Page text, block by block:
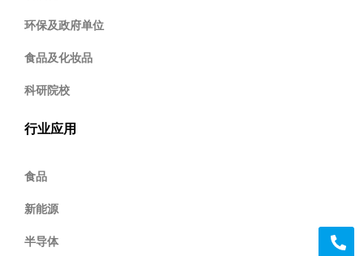
环保及政府单位
食品及化妆品
科研院校
行业应用
食品
新能源
半导体